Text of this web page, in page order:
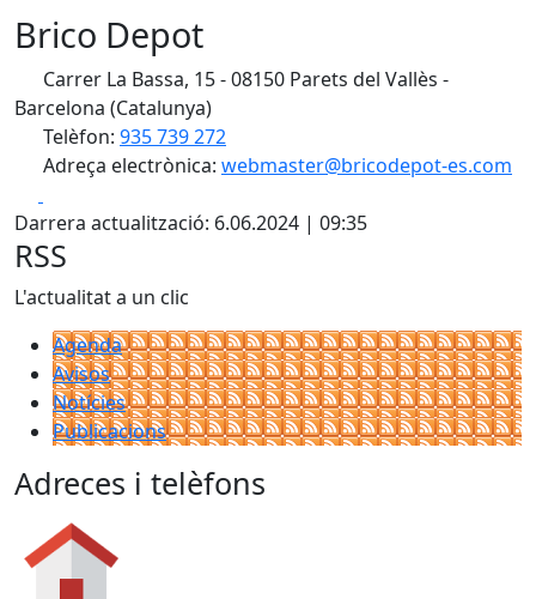
Brico Depot
Carrer La Bassa, 15 - 08150 Parets del Vallès -
Barcelona (Catalunya)
Telèfon: 935 739 272
Adreça electrònica: webmaster@bricodepot-es.com
Darrera actualització: 6.06.2024 | 09:35
RSS
L'actualitat a un clic
Agenda
Avisos
Notícies
Publicacions
Adreces i telèfons